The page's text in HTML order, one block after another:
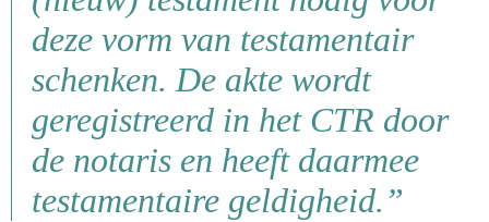
deze vorm van testamentair
schenken. De akte wordt
geregistreerd in het CTR door
de notaris en heeft daarmee
testamentaire geldigheid.”